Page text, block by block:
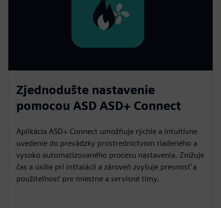
Zjednodušte nastavenie
pomocou ASD ASD+ Connect
Aplikácia ASD+ Connect umožňuje rýchle a intuitívne
uvedenie do prevádzky prostredníctvom riadeného a
vysoko automatizovaného procesu nastavenia. Znižuje
čas a úsilie pri inštalácii a zároveň zvyšuje presnosť a
použiteľnosť pre miestne a servisné tímy.